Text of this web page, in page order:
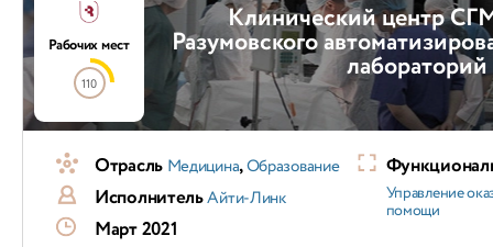
Клинический центр
Разумовского
лабораторий
Рабочих мест
110
Отрасль Медицина,Образование
ИсполнительАйти-Линк
Март 2021
Управление
помощи